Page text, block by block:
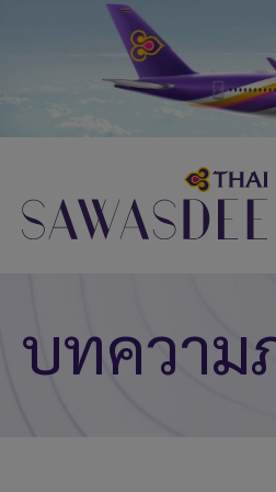
navigation
content
Sawasdee
บทความ